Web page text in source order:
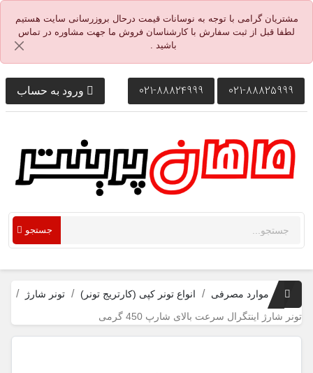
مشتریان گرامی با توجه به نوسانات قیمت درحال بروزرسانی سایت هستیم
لطفا قبل از ثبت سفارش با کارشناسان فروش ما جهت مشاوره در تماس
باشید .
021-88825999
021-88824999 ورود به حساب
جستجو
موارد مصرفی انواع تونر کپی (کارتریج تونر)
تونر شارژ
تونر شارژ اینتگرال سرعت بالای شارپ 450 گرمی